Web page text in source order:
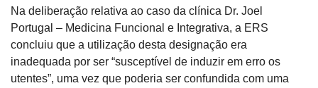
Na deliberação relativa ao caso da clínica Dr. Joel
Portugal – Medicina Funcional e Integrativa, a ERS
concluiu que a utilização desta designação era
inadequada por ser “susceptível de induzir em erro os
utentes”, uma vez que poderia ser confundida com uma